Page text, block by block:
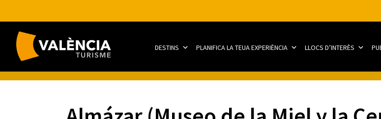
DESTINS PLANIFICA LA TEUA EXPERIÈNCIA LLOCS D’INTERÈS